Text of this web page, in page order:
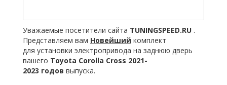
Уважаемые посетители сайта TUNINGSPEED.RU .
Представляем вам Новейший комплект
для установки электропривода на заднюю дверь
вашего Toyota Corolla Cross 2021-
2023 годов выпуска.